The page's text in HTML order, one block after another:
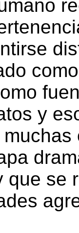
y
que se